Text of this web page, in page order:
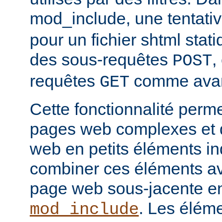
mod_include, une
pour un fichier shtml
des sous-requêtes POST,
requêtes GET comme
Cette fonctionnalité
pages web complexes
web en petits éléments
combiner ces éléments
page web sous-jacente
mod_include. Les